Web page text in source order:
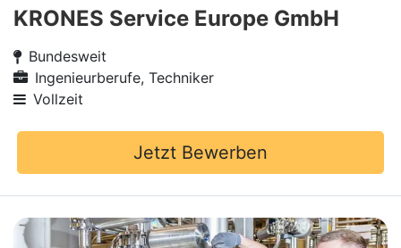
KRONES Service Europe GmbH
Bundesweit
Ingenieurberufe, Techniker
Vollzeit
Jetzt Bewerben